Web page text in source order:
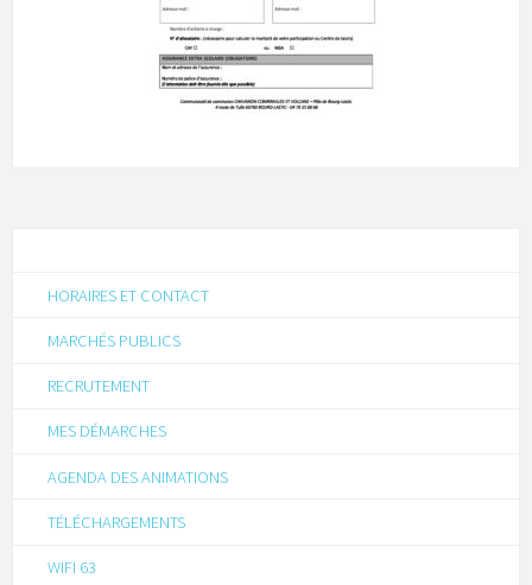
HORAIRES ET CONTACT
MARCHÉS PUBLICS
RECRUTEMENT
MES DÉMARCHES
AGENDA DES ANIMATIONS
TÉLÉCHARGEMENTS
WIFI 63